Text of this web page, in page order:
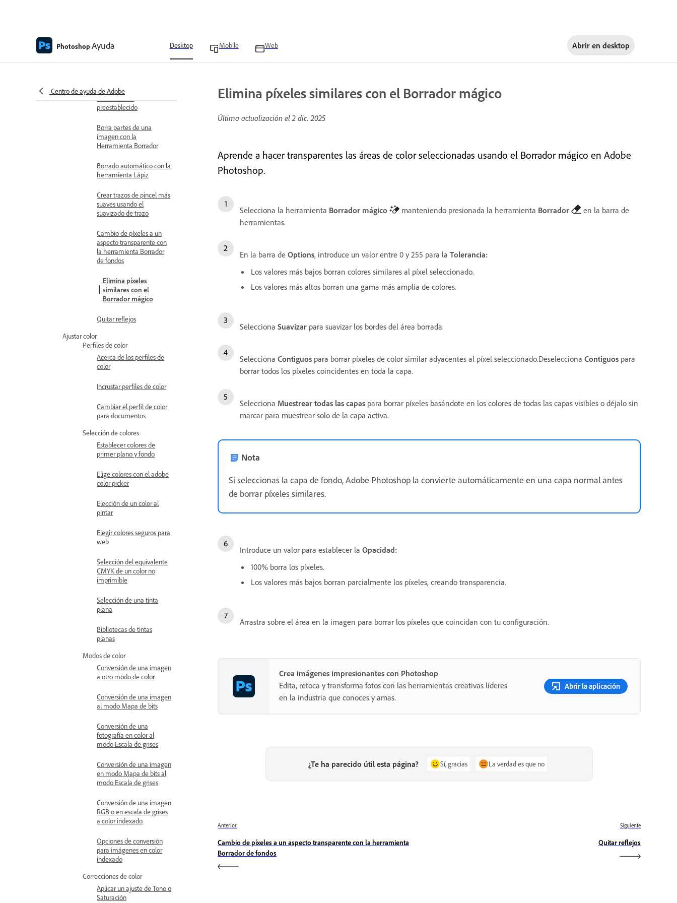
PhotoshopAyuda Desktop Mobile Web Abrir en desktop
Centro de ayuda de Adobe
Eliminar ojos rojos en fotos
Definición de una imagen
preestablecido
Borra partes de una
imagen con la
Herramienta Borrador
Borrado automático con la
herramienta Lápiz
Crear trazos de pincel más
suaves usando el
suavizado de trazo
Cambio de píxeles a un
aspecto transparente con
la herramienta Borrador
de fondos
Elimina píxeles
similares con el
Borrador mágico
Quitar reflejos
Ajustar color
Perfiles de color
Acerca de los perfiles de
color
Incrustar perfiles de color
Cambiar el perfil de color
para documentos
Selección de colores
Establecer colores de
primer plano y fondo
Elige colores con el adobe
color picker
Elección de un color al
pintar
Elegir colores seguros para
web
Selección del equivalente
CMYK de un color no
imprimible
Selección de una tinta
plana
Bibliotecas de tintas
planas
Modos de color
Conversión de una imagen
a otro modo de color
Conversión de una imagen
al modo Mapa de bits
Conversión de una
fotografía en color al
modo Escala de grises
Conversión de una imagen
en modo Mapa de bits al
modo Escala de grises
Conversión de una imagen
RGB o en escala de grises
a color indexado
Opciones de conversión
para imágenes en color
indexado
Correcciones de color
Aplicar un ajuste de Tono o
Saturación
Elimina píxeles similares con el Borrador mágico
Última actualización el2 dic. 2025
Aprende a hacer transparentes las áreas de color seleccionadas usando el Borrador mágico en Adobe
Photoshop.
Selecciona la herramienta Borrador mágico manteniendo presionada la herramienta Borrador
en la barra de
herramientas.
En la barra de Options, introduce un valor entre 0 y 255 para la Tolerancia:
Los valores más bajos borran colores similares al píxel seleccionado.
Los valores más altos borran una gama más amplia de colores.
Selecciona Suavizar para suavizar los bordes del área borrada.
Selecciona Contiguos para borrar píxeles de color similar adyacentes al píxel seleccionado.Deselecciona Contiguos para
borrar todos los píxeles coincidentes en toda la capa.
Selecciona Muestrear todas las capas para borrar píxeles basándote en los colores de todas las capas visibles o déjalo sin
marcar para muestrear solo de la capa activa.
Nota
Si seleccionas la capa de fondo, Adobe Photoshop la convierte automáticamente en una capa normal antes
de borrar píxeles similares.
Introduce un valor para establecer la Opacidad:
100% borra los píxeles.
Los valores más bajos borran parcialmente los píxeles, creando transparencia.
Arrastra sobre el área en la imagen para borrar los píxeles que coincidan con tu configuración.
Crea imágenes impresionantes con Photoshop
Edita, retoca y transforma fotos con las herramientas creativas líderes
en la industria que conoces y amas.
Abrir la aplicación
¿Te ha parecido útil esta página? Sí, gracias La verdad es que no
Anterior
Cambio de píxeles a un aspecto transparente con la herramienta
Borrador de fondos
Siguiente
Quitar reflejos